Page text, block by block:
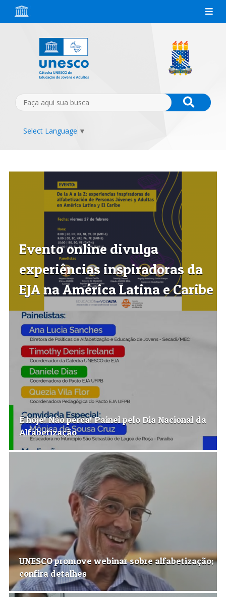
Select Language ▼
Evento online divulga
experiências inspiradoras da
EJA na América Latina e Caribe
É hoje! Nâo perca! Painel pelo Dia Nacional da
Alfabetização
UNESCO promove webinar sobre alfabetização;
confira detalhes